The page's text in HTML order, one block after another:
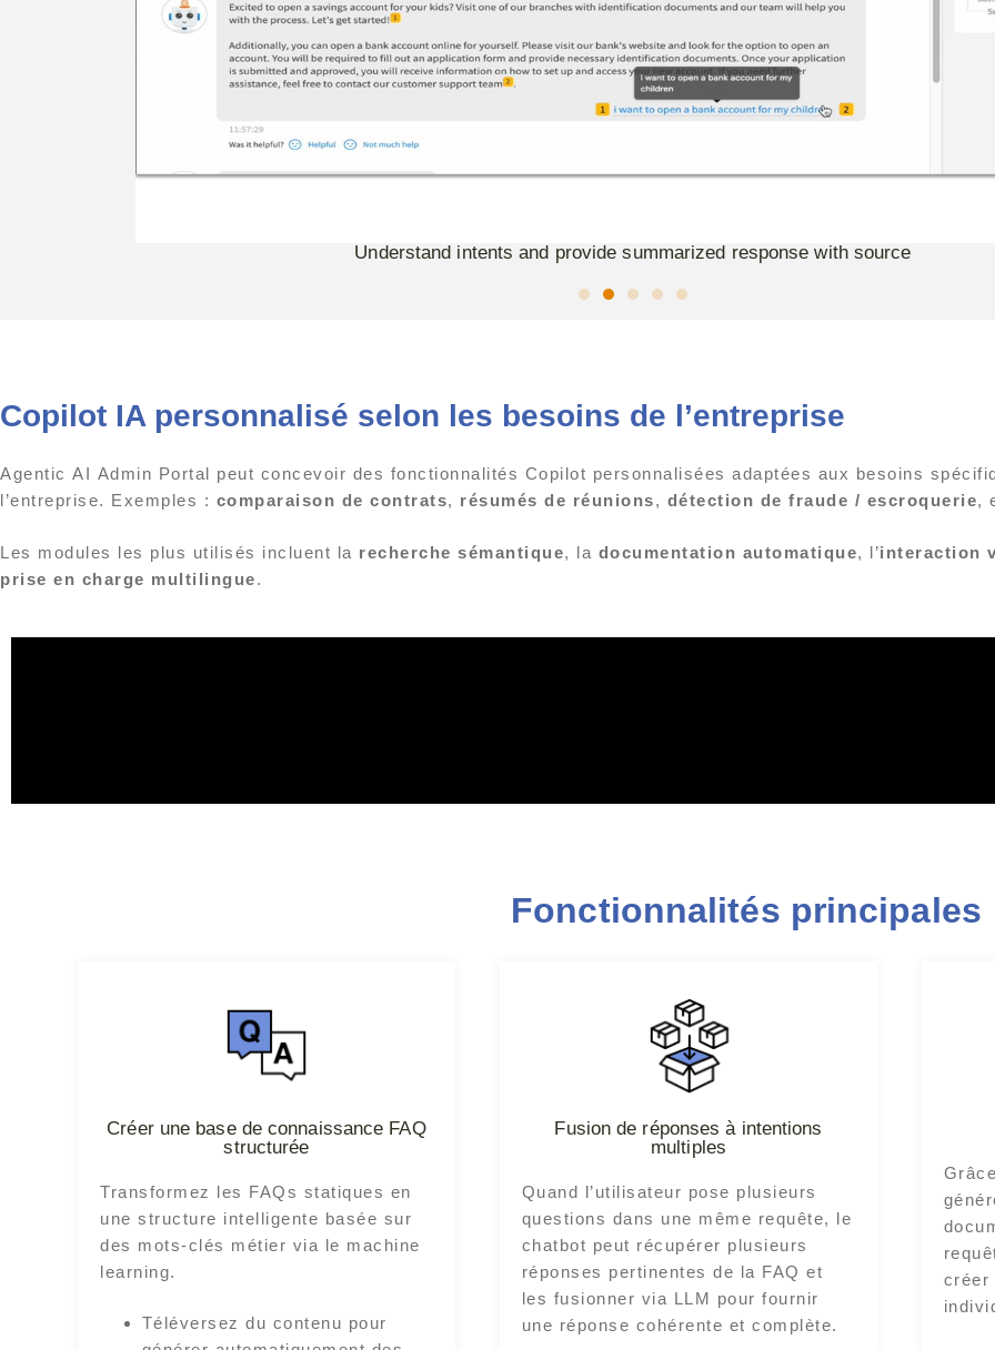
Transcribe voice to text, apply tags and categories, and analyze a sentimental
Copilot IA personnalisé selon les besoins de l’entreprise
Agentic AI Admin Portal peut concevoir des fonctionnalités Copilot personnalisées adaptées aux besoins
l’entreprise. Exemples : comparaison de contrats, résumés de réunions , détection de fraude / escroquerie,
Les modules les plus utilisés incluent la recherche sémantique , la documentation automatique , l’interaction
prise en charge multilingue
Fonctionnalités principales
Créer une base de connaissance FAQ
structurée
Transformez les FAQs statiques en
une structure intelligente basée sur
des mots-clés métier via le machine
learning.
Téléversez du contenu pour
Fusion de réponses à intentions
multiples
Quand l’utilisateur pose plusieurs
questions dans une même requête, le
chatbot peut récupérer plusieurs
réponses pertinentes de la FAQ et
les fusionner via LLM pour fournir
une réponse cohérente et complète.
créer